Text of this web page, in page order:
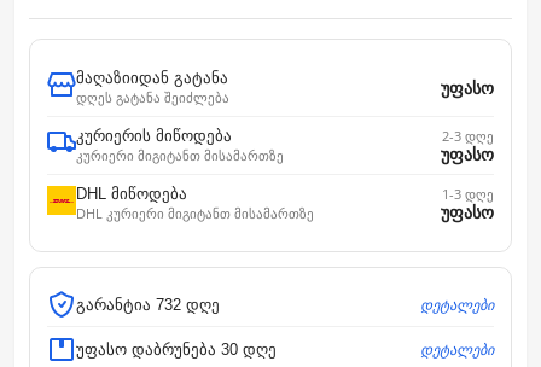
მაღაზიიდან გატანა
დღეს გატანა შეიძლება
უფასო
კურიერის მიწოდება
კურიერი მიგიტანთ მისამართზე
2-3 დღე
უფასო
DHL მიწოდება
DHL კურიერი მიგიტანთ მისამართზე
1-3 დღე
უფასო
გარანტია 732 დღე დეტალები
უფასო დაბრუნება 30 დღე დეტალები